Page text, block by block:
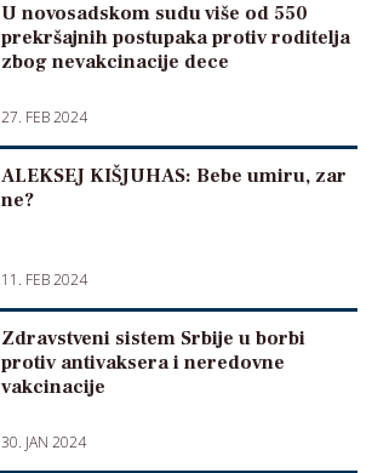
U novosadskom sudu više od 550
prekršajnih postupaka protiv roditelja
zbog nevakcinacije dece
27. FEB 2024
ALEKSEJ KIŠJUHAS: Bebe umiru, zar
ne?
11. FEB 2024
Zdravstveni sistem Srbije u borbi
protiv antivaksera i neredovne
vakcinacije
30. JAN 2024